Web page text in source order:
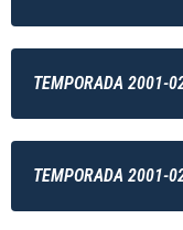
TEMPORADA 2001-
TEMPORADA 2001-